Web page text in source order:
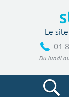
Le
01
Du lundi